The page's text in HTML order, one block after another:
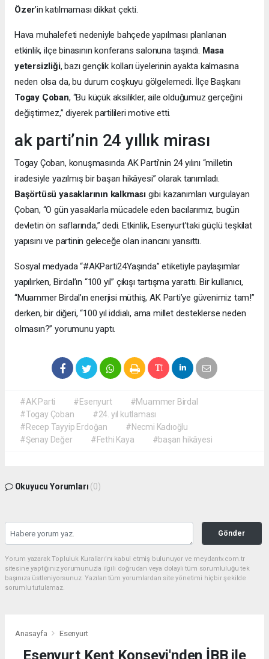
Özer’in katılmaması dikkat çekti.
Hava muhalefeti nedeniyle bahçede yapılması planlanan
etkinlik, ilçe binasının konferans salonuna taşındı. Masa
yetersizliği, bazı gençlik kolları üyelerinin ayakta kalmasına
neden olsa da, bu durum coşkuyu gölgelemedi. İlçe Başkanı
Togay Çoban, “Bu küçük aksilikler, aile olduğumuz gerçeğini
değiştirmez,” diyerek partilileri motive etti.
ak parti’nin 24 yıllık mirası
Togay Çoban, konuşmasında AK Parti’nin 24 yılını “milletin
iradesiyle yazılmış bir başarı hikâyesi” olarak tanımladı.
Başörtüsü yasaklarının kalkması gibi kazanımları vurgulayan
Çoban, “O gün yasaklarla mücadele eden bacılarımız, bugün
devletin ön saflarında,” dedi. Etkinlik, Esenyurt’taki güçlü teşkilat
yapısını ve partinin geleceğe olan inancını yansıttı.
Sosyal medyada “#AKParti24Yaşında” etiketiyle paylaşımlar
yapılırken, Birdal’ın “100 yıl” çıkışı tartışma yarattı. Bir kullanıcı,
“Muammer Birdal’ın enerjisi müthiş, AK Parti’ye güvenimiz tam!”
derken, bir diğeri, “100 yıl iddialı, ama millet desteklerse neden
olmasın?” yorumunu yaptı.
#AK Parti #Esenyurt
#Muammer Birdal
#Togay Çoban
#24. yıl kutlaması
#Recep Tayyip Erdoğan
#Necmi Kadıoğlu
#Şenay Değer
#Fethi Kaya #başarı hikâyesi
Okuyucu Yorumları (0)
Gönder
Yorum yazarak Topluluk Kuralları’nı kabul etmiş bulunuyor ve meydantv.com.tr
sitesine yaptığınız yorumunuzla ilgili doğrudan veya dolaylı tüm sorumluluğu tek
başınıza üstleniyorsunuz. Yazılan tüm yorumlardan site yönetimi hiçbir şekilde
sorumlu tutulamaz.
Anasayfa Esenyurt
Esenyurt Kent Konseyi'nden İBB ile